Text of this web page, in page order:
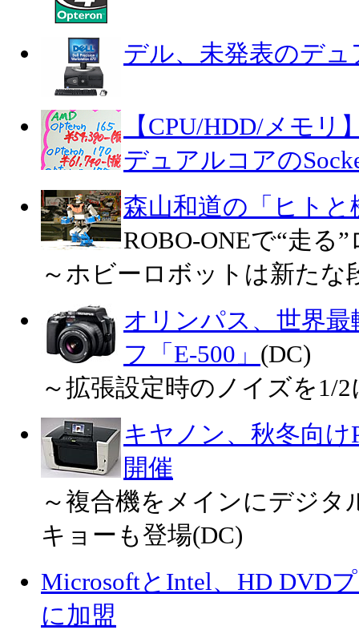
デル、未発表のデ
【CPU/HDD/メモリ
デュアルコアの
森山和道の「ヒトと
ROBO-ONEで“走る
～ホビーロボットは新たな
オリンパス、世界
フ「E-500」 (DC)
～拡張設定時のノイズを1/2
キヤノン、秋冬向け
開催
～複合機をメインにデジタ
キョーも登場(DC)
MicrosoftとIntel、HD DVD
に加盟